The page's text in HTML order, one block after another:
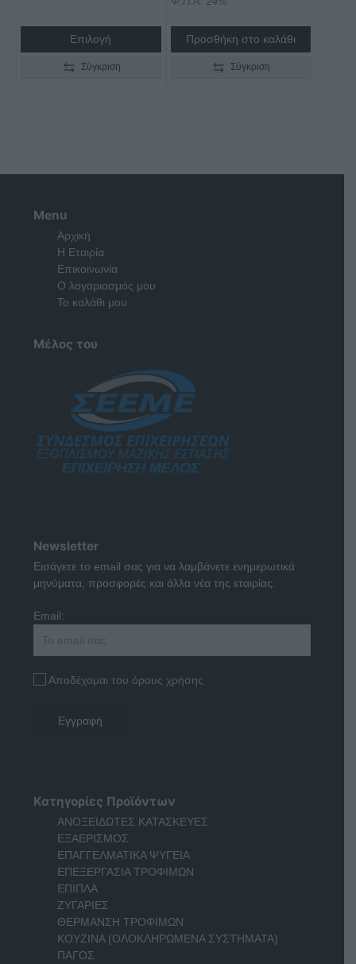
€3.400,00
Επιλογή
Σύγκριση
Προσθήκη στο καλάθι
Σύγκριση
Menu
Αρχική
Η Εταιρία
Επικοινωνία
Ο λογαριασμός μου
Το καλάθι μου
Μέλος του
Newsletter
Εισάγετε το email σας για να λαμβάνετε ενημερωτικά
μηνύματα, προσφορές και άλλα νέα της εταιρίας.
Email:
Αποδέχομαι του όρους χρήσης
Κατηγορίες Προϊόντων
ΑΝΟΞΕΙΔΩΤΕΣ ΚΑΤΑΣΚΕΥΕΣ
ΕΞΑΕΡΙΣΜΟΣ
ΕΠΑΓΓΕΛΜΑΤΙΚΑ ΨΥΓΕΙΑ
ΕΠΕΞΕΡΓΑΣΙΑ ΤΡΟΦΙΜΩΝ
ΕΠΙΠΛΑ
ΖΥΓΑΡΙΕΣ
ΘΕΡΜΑΝΣΗ ΤΡΟΦΙΜΩΝ
ΚΟΥΖΙΝΑ (ΟΛΟΚΛΗΡΩΜΕΝΑ ΣΥΣΤΗΜΑΤΑ)
ΠΑΓΟΣ